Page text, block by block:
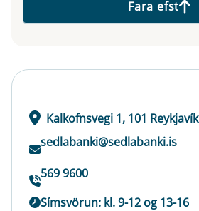
Fara efst
Kalkofnsvegi 1, 101 Reykjavík
sedlabanki@sedlabanki.is
569 9600
Símsvörun: kl. 9-12 og 13-16